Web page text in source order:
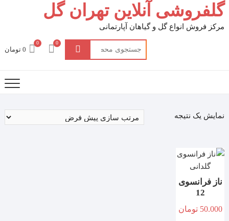
گلفروشی آنلاین تهران گل
مرکز فروش انواع گل و گیاهان آپارتمانی
جستجو
برای:
0
0 تومان
0
نمایش یک نتیجه
ناز فرانسوی
12
50.000 تومان